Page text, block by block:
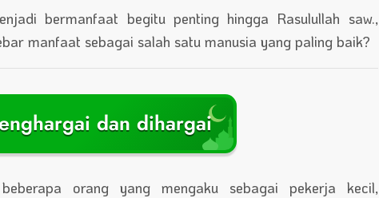
bermanfaat begitu penting hingga Rasulullah saw.,
manfaat sebagai salah satu manusia yang paling baik?
dan dihargai
orang yang mengaku sebagai pekerja kecil,